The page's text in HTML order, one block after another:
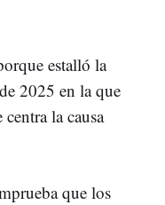
estalló la
2025 en la que
la causa
que los